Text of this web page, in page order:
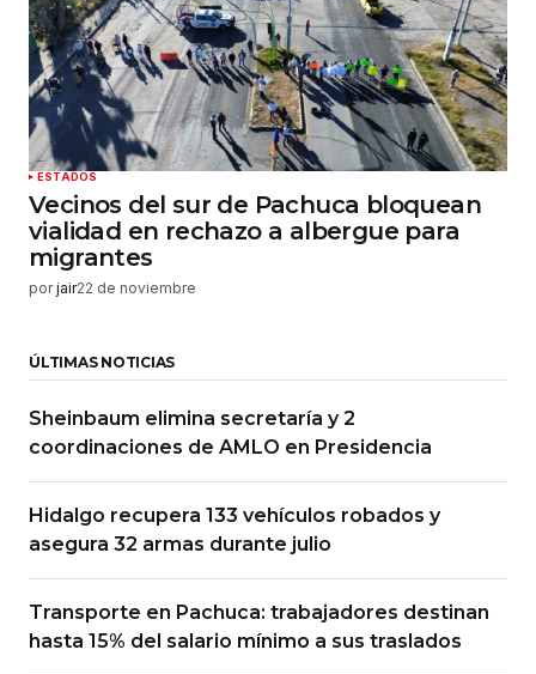
ESTADOS
Vecinos del sur de Pachuca bloquean
vialidad en rechazo a albergue para
migrantes
por jair22 de noviembre
ÚLTIMAS NOTICIAS
Sheinbaum elimina secretaría y 2
coordinaciones de AMLO en Presidencia
Hidalgo recupera 133 vehículos robados y
asegura 32 armas durante julio
Transporte en Pachuca: trabajadores destinan
hasta 15% del salario mínimo a sus traslados